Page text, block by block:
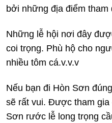
bởi những địa điểm tham
Những lễ hội nơi đây
coi trọng. Phù hộ cho
nhiều tôm cá.v.v.v
Nếu bạn đi Hòn Sơn
sẽ rất vui. Được tham
Sơn rước lễ long trọng